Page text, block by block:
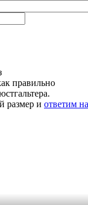
правильно
размер и ответим